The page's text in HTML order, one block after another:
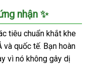
nhận ✨
tiêu chuẩn khắt khe
và quốc tế. Bạn hoàn
vì nó không gây dị